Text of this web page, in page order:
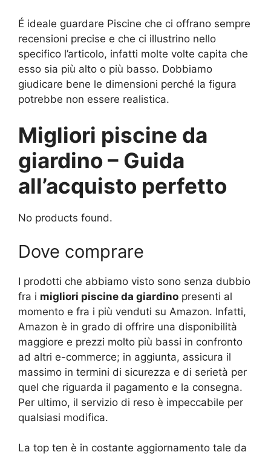
É ideale guardare Piscine che ci offrano sempre
recensioni precise e che ci illustrino nello
specifico l’articolo, infatti molte volte capita che
esso sia più alto o più basso. Dobbiamo
giudicare bene le dimensioni perché la figura
potrebbe non essere realistica.
Migliori piscine da
giardino – Guida
all’acquisto perfetto
No products found.
Dove comprare
I prodotti che abbiamo visto sono senza dubbio
fra i migliori piscine da giardino presenti al
momento e fra i più venduti su Amazon. Infatti,
Amazon è in grado di offrire una disponibilità
maggiore e prezzi molto più bassi in confronto
ad altri e-commerce; in aggiunta, assicura il
massimo in termini di sicurezza e di serietà per
quel che riguarda il pagamento e la consegna.
Per ultimo, il servizio di reso è impeccabile per
qualsiasi modifica.
La top ten è in costante aggiornamento tale da